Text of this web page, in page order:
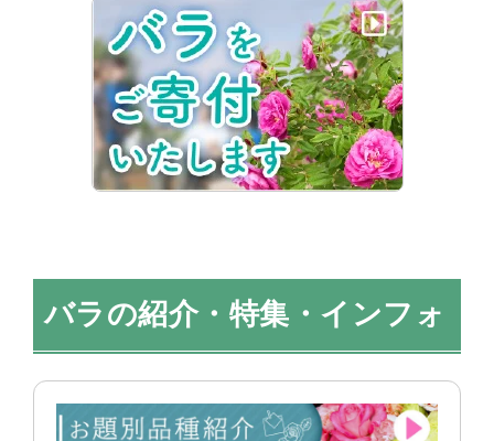
バラの紹介・特集・インフォ